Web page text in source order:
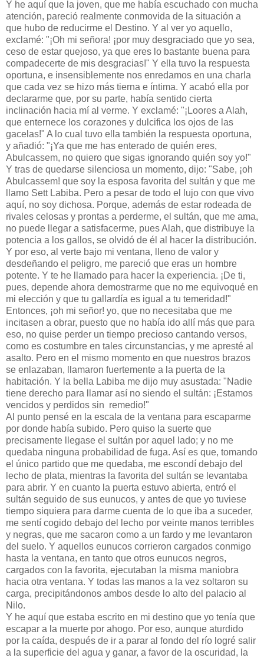
Y he aquí que la joven, que me había escuchado con mucha
atención, pareció realmente conmovida de la situación a
que hubo de reducirme el Destino. Y al ver yo aquello,
exclamé: "¡Oh mi señora! ¡por muy desgraciado que yo sea,
ceso de estar quejoso, ya que eres lo bastante buena para
compadecerte de mis desgracias!" Y ella tuvo la respuesta
oportuna, e insensiblemente nos enredamos en una charla
que cada vez se hizo más tierna e íntima. Y acabó ella por
declararme que, por su parte, había sentido cierta
inclinación hacia mí al verme. Y exclamé: "¡Loores a Alah,
que enternece los corazones y dulcifica los ojos de las
gacelas!" A lo cual tuvo ella también la respuesta oportuna,
y añadió: "¡Ya que me has enterado de quién eres,
Abulcassem, no quiero que sigas ignorando quién soy yo!"
Y tras de quedarse silenciosa un momento, dijo: "Sabe, ¡oh
Abulcassem! que soy la esposa favorita del sultán y que me
llamo Sett Labiba. Pero a pesar de todo el lujo con que vivo
aquí, no soy dichosa. Porque, además de estar rodeada de
rivales celosas y prontas a perderme, el sultán, que me ama,
no puede llegar a satisfacerme, pues Alah, que distribuye la
potencia a los gallos, se olvidó de él al hacer la distribución.
Y por eso, al verte bajo mi ventana, lleno de valor y
desdeñando el peligro, me pareció que eras un hombre
potente. Y te he llamado para hacer la experiencia. ¡De ti,
pues, depende ahora demostrarme que no me equivoqué en
mi elección y que tu gallardía es igual a tu temeridad!"
Entonces, ¡oh mi señor! yo, que no necesitaba que me
incitasen a obrar, puesto que no había ido allí más que para
eso, no quise perder un tiempo precioso cantando versos,
como es costumbre en tales circunstancias, y me apresté al
asalto. Pero en el mismo momento en que nuestros brazos
se enlazaban, llamaron fuertemente a la puerta de la
habitación. Y la bella Labiba me dijo muy asustada: "Nadie
tiene derecho para llamar así no siendo el sultán: ¡Estamos
vencidos y perdidos sin remedio!"
Al punto pensé en la escala de la ventana para escaparme
por donde había subido. Pero quiso la suerte que
precisamente llegase el sultán por aquel lado; y no me
quedaba ninguna probabilidad de fuga. Así es que, tomando
el único partido que me quedaba, me escondí debajo del
lecho de plata, mientras la favorita del sultán se levantaba
para abrir. Y en cuanto la puerta estuvo abierta, entró el
sultán seguido de sus eunucos, y antes de que yo tuviese
tiempo siquiera para darme cuenta de lo que iba a suceder,
me sentí cogido debajo del lecho por veinte manos terribles
y negras, que me sacaron como a un fardo y me levantaron
del suelo. Y aquellos eunucos corrieron cargados conmigo
hasta la ventana, en tanto que otros eunucos negros,
cargados con la favorita, ejecutaban la misma maniobra
hacia otra ventana. Y todas las manos a la vez soltaron su
carga, precipitándonos ambos desde lo alto del palacio al
Nilo.
Y he aquí que estaba escrito en mi destino que yo tenía que
escapar a la muerte por ahogo. Por eso, aunque aturdido
por la caída, después de ir a parar al fondo del río logré salir
a la superficie del agua y ganar, a favor de la oscuridad, la